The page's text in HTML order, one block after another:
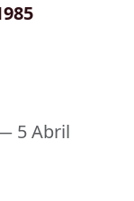
5 Abril